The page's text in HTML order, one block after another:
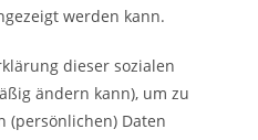
werden kann.
dieser sozialen
ändern kann), um zu
(persönlichen) Daten